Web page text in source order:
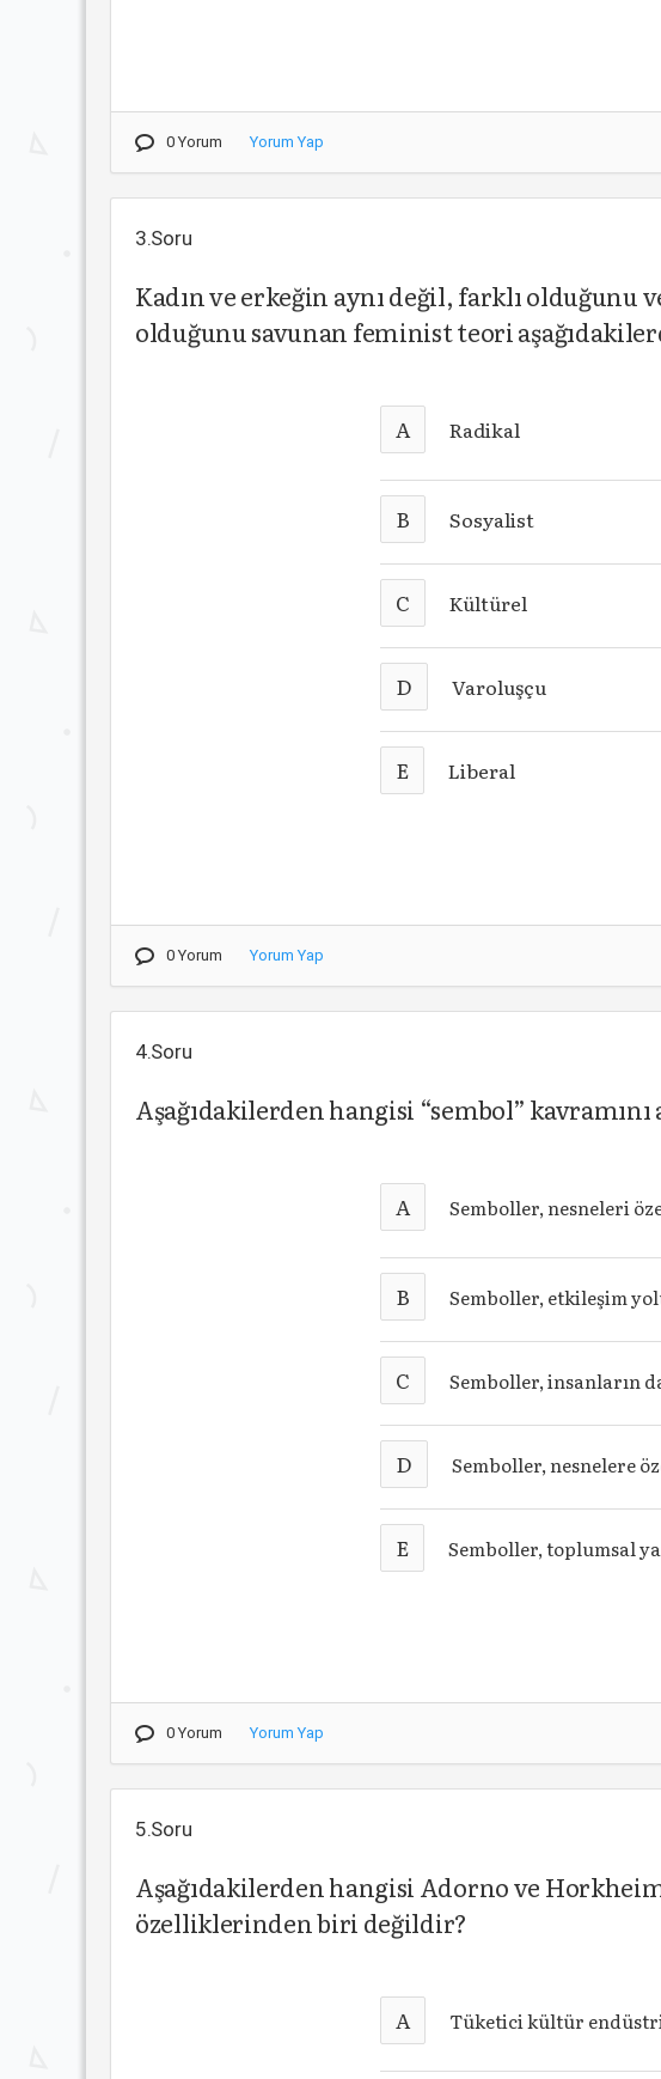
0 Yorum Yorum Yap
3.Soru
Kadın ve erkeğin aynı değil, farklı olduğunu
olduğunu savunan feminist teori
A Radikal
B Sosyalist
C Kültürel
D Varoluşçu
E Liberal
0 Yorum Yorum Yap
4.Soru
Aşağıdakilerden hangisi “sembol”
A Semboller, nesneleri
B Semboller, etkileşim
C Semboller, insanların
D Semboller, nesnelere
E Semboller, toplumsal
0 Yorum Yorum Yap
5.Soru
Aşağıdakilerden hangisi Adorno ve
özelliklerinden biri değildir?
A Tüketici kültür